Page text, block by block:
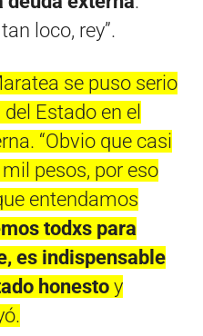
loco, rey”.
se puso serio
Estado en el
“Obvio que casi
pesos, por eso
entendamos
todxs para
es indispensable
honesto y